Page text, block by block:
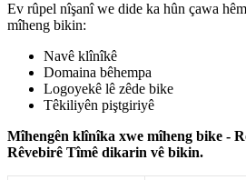
Ev rûpel nîşanî we dide ka hûn çawa hê
mîheng bikin:
Navê klînîkê
Domaina bêhempa
Logoyekê lê zêde bike
Têkiliyên piştgiriyê
Mîhengên klînîka xwe mîheng bike -
Rêvebirê Tîmê dikarin vê bikin.